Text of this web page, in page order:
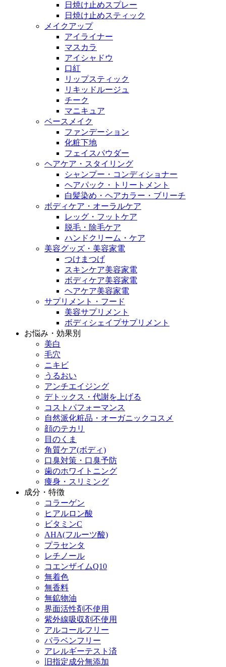
日焼け止めスプレー
日焼け止めスティック
メイクアップ
アイライナー
マスカラ
アイシャドウ
口紅
リップスティック
リキッドルージュ
チーク
マニキュア
ベースメイク
ファンデーション
化粧下地
フェイスパウダー
ヘアケア・スタイリング
シャンプー・コンディショナー
ヘアパック・トリートメント
白髪染め・ヘアカラー・ブリーチ
ボディケア・オーラルケア
レッグ・フットケア
脱毛・除毛ケア
ハンドクリーム・ケア
美容グッズ・美容家電
つけまつげ
スキンケア美容家電
ボディケア美容家電
ヘアケア美容家電
サプリメント・フード
美容サプリメント
ボディシェイプサプリメント
お悩み・効果別
美白
毛穴
ニキビ
うるおい
アンチエイジング
デトックス・代謝を上げる
コストパフォーマンス
自然派化粧品・オーガニックコスメ
顔のテカリ
目のくま
角質ケア(ボディ)
口臭対策・口臭予防
歯のホワイトニング
痩身・スリミング
成分・特徴
コラーゲン
ヒアルロン酸
ビタミンC
AHA(フルーツ酸)
プラセンタ
レチノール
コエンザイムQ10
無着色
無香料
無鉱物油
界面活性剤不使用
紫外線吸収剤不使用
アルコールフリー
パラベンフリー
アレルギーテスト済
旧指定成分無添加